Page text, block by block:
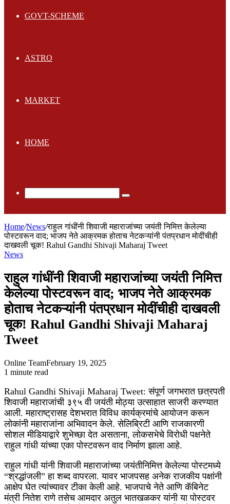
GOVT-SCHEME
ASTRO
MARKET
HOME
Search
Home/News/राहुल गांधींनी शिवाजी महाराजांच्या जयंती निमित्त केलेल्या
पोस्टवरून वाद; भाजप नेते आक्रमक होताच नेटकऱ्यांनी पंतप्रधान मोदींचीही
दाखवली चूक! Rahul Gandhi Shivaji Maharaj Tweet
News
राहुल गांधींनी शिवाजी महाराजांच्या जयंती निमित्त
केलेल्या पोस्टवरून वाद; भाजप नेते आक्रमक
होताच नेटकऱ्यांनी पंतप्रधान मोदींचीही दाखवली
चूक! Rahul Gandhi Shivaji Maharaj
Tweet
Online TeamFebruary 19, 2025
1 minute read
Rahul Gandhi Shivaji Maharaj Tweet: संपूर्ण जगभरात छत्रपती
शिवाजी महाराजांची ३९५ वी जयंती मोठ्या उत्साहात साजरी करण्यात
आली. महाराष्ट्रासह देशभरात विविध कार्यक्रमांचे आयोजन करून
लोकांनी महाराजांना अभिवादन केले. सेलिब्रिटी आणि राजकारणी
सोशल मीडियाद्वारे शुभेच्छा देत असताना, लोकसभेचे विरोधी पक्षनेते
राहुल गांधी यांच्या एका पोस्टवरून वाद निर्माण झाला आहे.
राहुल गांधी यांनी शिवाजी महाराजांच्या जयंतीनिमित्त केलेल्या पोस्टमध्ये
“श्रद्धांजली” हा शब्द वापरला. यावर भाजपसह अनेक राजकीय पक्षांनी
आक्षेप घेत त्यांच्यावर टीका केली आहे. भाजपाचे नेते आणि कॅबिनेट
मंत्री नितेश राणे तसेच आमदार अतुल भातखळकर यांनी या पोस्टवर